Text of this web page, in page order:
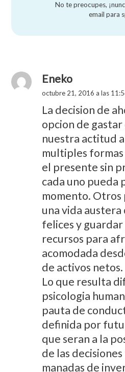
No te preocupes,
email para
Eneko
octubre 21, 2016 a las
La decision de
opcion de
nuestra actitud
multiples
el presente sin
cada uno pueda
momento.
una vida austera
felices y guardar
recursos para
acomodada
de activos netos.
Lo que resulta
psicologia
pauta de
definida por
que seran a la
de las
manadas de